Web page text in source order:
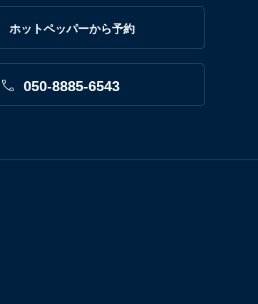
ホットペッパーから予約
 050-8885-6543